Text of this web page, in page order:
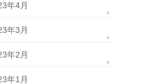
年4月
年3月
年2月
年1月